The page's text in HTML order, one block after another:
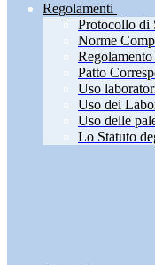
Regolamenti
Protocollo di
Norme
Patto
Uso
Uso dei
Uso delle
Lo Statuto